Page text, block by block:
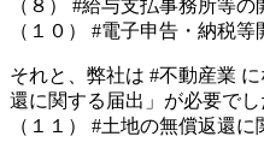
（８） #給与支払事務所等
（１０） #電子申告・納税
それと、弊社は #不動産業
還に関する届出」が必要でし
（１１） #土地の無償返還